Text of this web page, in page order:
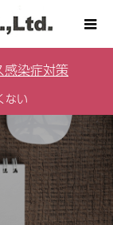
感染症対策
ない